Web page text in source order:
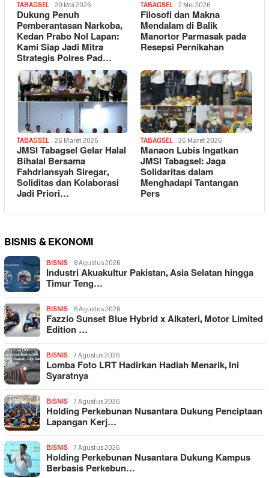
TABAGSEL 20 Mei 2026
Dukung Penuh
Pemberantasan Narkoba,
Kedan Prabo Nol Lapan:
Kami Siap Jadi Mitra
Strategis Polres Pad…
TABAGSEL 2 Mei 2026
Filosofi dan Makna
Mendalam di Balik
Manortor Parmasak pada
Resepsi Pernikahan
TABAGSEL 26 Maret 2026
JMSI Tabagsel Gelar Halal
Bihalal Bersama
Fahdriansyah Siregar,
Soliditas dan Kolaborasi
Jadi Priori…
TABAGSEL 26 Maret 2026
Manaon Lubis Ingatkan
JMSI Tabagsel: Jaga
Solidaritas dalam
Menghadapi Tantangan
Pers
BISNIS & EKONOMI
BISNIS 8 Agustus 2026
Industri Akuakultur Pakistan, Asia Selatan hingga
Timur Teng…
BISNIS 8 Agustus 2026
Fazzio Sunset Blue Hybrid x Alkateri, Motor Limited
Edition …
BISNIS 7 Agustus 2026
Lomba Foto LRT Hadirkan Hadiah Menarik, Ini
Syaratnya
BISNIS 7 Agustus 2026
Holding Perkebunan Nusantara Dukung Penciptaan
Lapangan Kerj…
BISNIS 7 Agustus 2026
Holding Perkebunan Nusantara Dukung Kampus
Berbasis Perkebun…